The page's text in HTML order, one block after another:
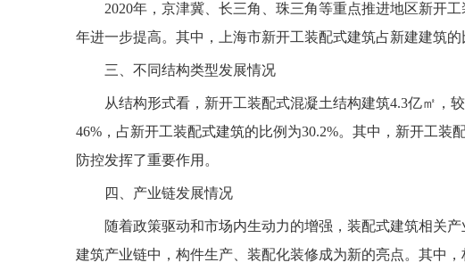
2020年，京津冀、长三角、珠三角等重点推进地区新开工
年进一步提高。其中，上海市新开工装配式建筑占新建建筑
三、不同结构类型发展情况
从结构形式看，新开工装配式混凝土结构建筑4.3亿㎡，较
46%，占新开工装配式建筑的比例为30.2%。其中，新开工
防控发挥了重要作用。
四、产业链发展情况
随着政策驱动和市场内生动力的增强，装配式建筑相关产
建筑产业链中，构件生产、装配化装修成为新的亮点。其中